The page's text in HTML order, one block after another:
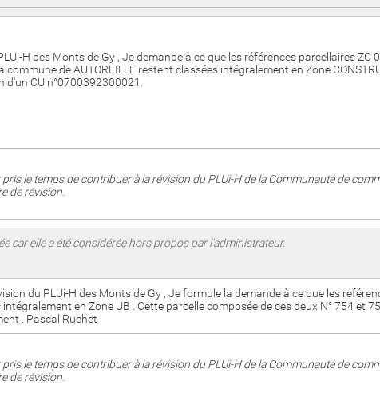
H des Monts de Gy , Je demande à ce que les références parcellaires ZC
de AUTOREILLE restent classées intégralement en Zone
CU n°0700392300021.
le temps de contribuer à la révision du PLUi-H de la Communauté de
de révision.
car elle a été considérée hors propos par l'administrateur.
du PLUi-H des Monts de Gy , Je formule la demande à ce que les
intégralement en Zone UB . Cette parcelle composée de ces deux N° 754 et
. Pascal Ruchet
le temps de contribuer à la révision du PLUi-H de la Communauté de
de révision.